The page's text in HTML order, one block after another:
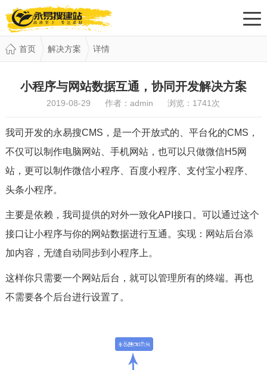
首页 解决方案 详情
小程序与网站数据互通，协同开发解决方案
2019-08-29 作者：admin 浏览： 1741 次
我司开发的永易搜CMS，是一个开放式的、平台化的CMS，
不仅可以制作电脑网站、手机网站，也可以只做微信H5网
站，更可以制作微信小程序、百度小程序、支付宝小程序、
头条小程序。
主要是依赖，我司提供的对外一致化API接口。可以通过这个
接口让小程序与你的网站数据进行互通。实现：网站后台添
加内容，无缝自动同步到小程序上。
这样你只需要一个网站后台，就可以管理所有的终端。再也
不需要各个后台进行设置了。